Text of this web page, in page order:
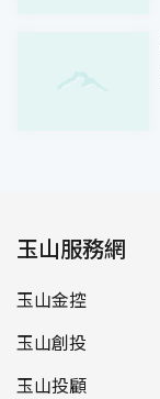
玉山服務網
玉山金控
玉山創投
玉山投顧